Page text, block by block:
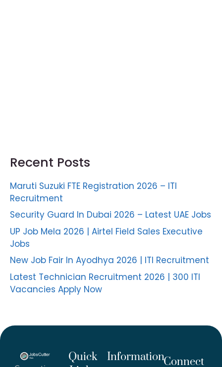
Recent Posts
Maruti Suzuki FTE Registration 2026 – ITI
Recruitment
Security Guard In Dubai 2026 – Latest UAE Jobs
UP Job Mela 2026 | Airtel Field Sales Executive
Jobs
New Job Fair In Ayodhya 2026 | ITI Recruitment
Latest Technician Recruitment 2026 | 300 ITI
Vacancies Apply Now
Quick
InformationConnect